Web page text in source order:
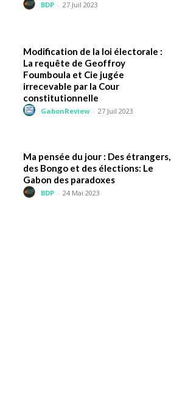
BDP - 27 Juil 2023
Modification de la loi électorale :
La requête de Geoffroy
Foumboula et Cie jugée
irrecevable par la Cour
constitutionnelle
GabonReview - 27 Juil 2023
Ma pensée du jour : Des étrangers,
des Bongo et des élections: Le
Gabon des paradoxes
BDP - 24 Mai 2023